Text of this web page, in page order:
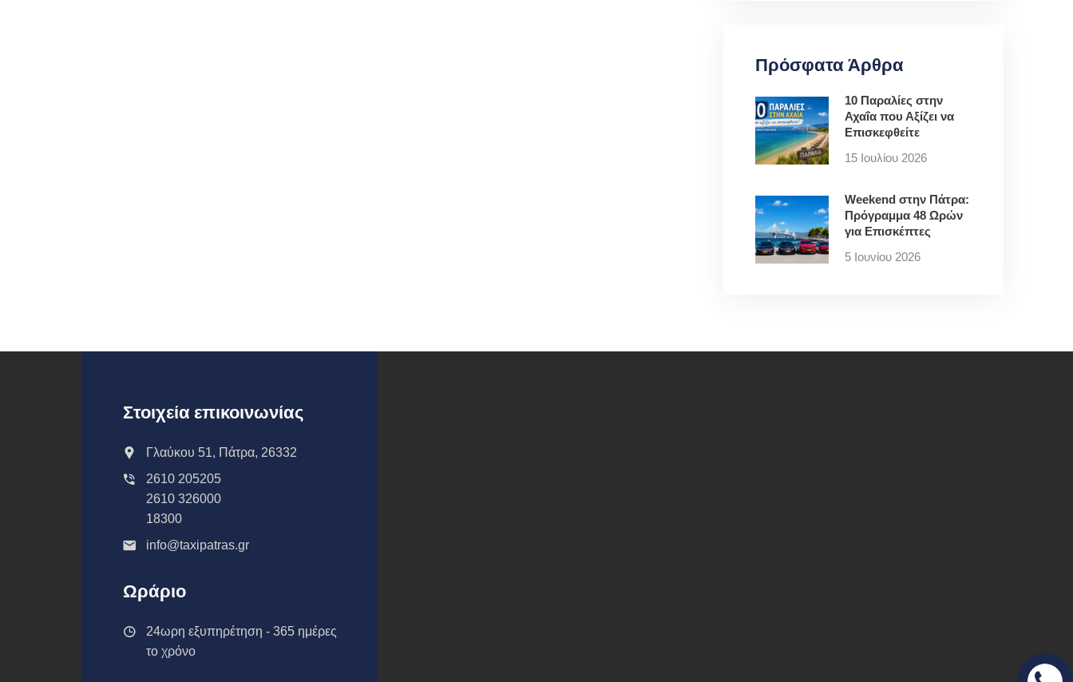
Πρόσφατα Άρθρα
10 Παραλίες στην
Αχαΐα που Αξίζει να
Επισκεφθείτε
15 Ιουλίου 2026
Weekend στην Πάτρα:
Πρόγραμμα 48 Ωρών
για Επισκέπτες
5 Ιουνίου 2026
Στοιχεία επικοινωνίας
Γλαύκου 51, Πάτρα, 26332
2610 205205
2610 326000
18300
info@taxipatras.gr
Ωράριο
24ωρη εξυπηρέτηση - 365 ημέρες
το χρόνο